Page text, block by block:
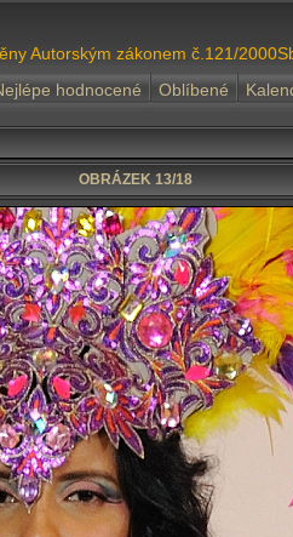
Autorským zákonem č.121/
hodnocené Oblíbené
OBRÁZEK 13/18